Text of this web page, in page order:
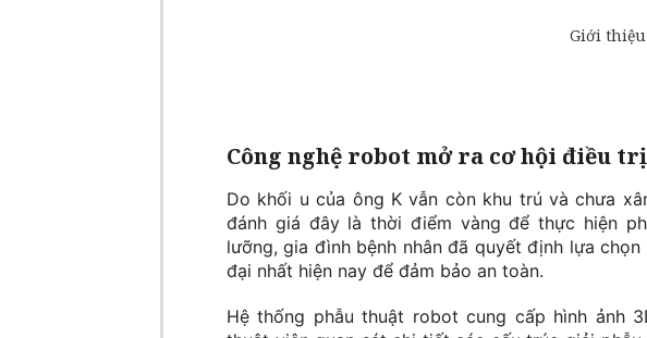
Công nghệ robot mở ra cơ hội điều
Do khối u của ông K vẫn còn khu trú và chưa
đánh giá đây là thời điểm vàng để thực hiện
lưỡng, gia đình bệnh nhân đã quyết định lựa
đại nhất hiện nay để đảm bảo an toàn.
Hệ thống phẫu thuật robot cung cấp hình ảnh